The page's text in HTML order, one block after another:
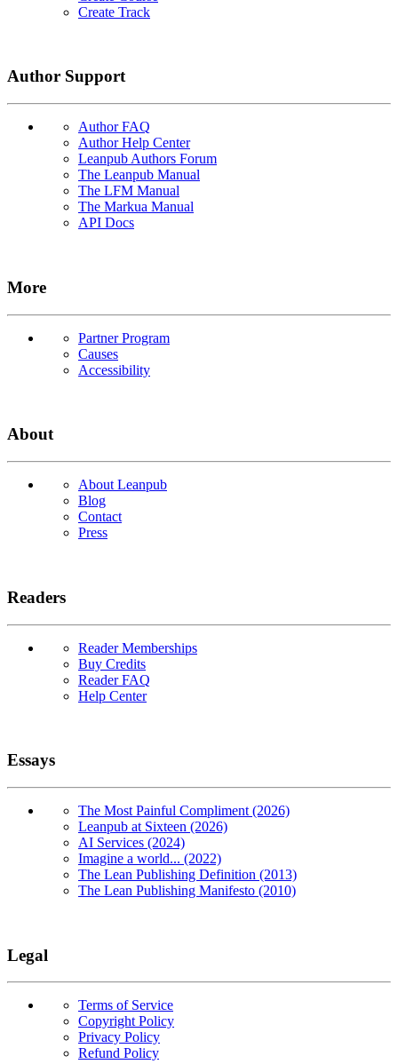
Create Track
Author Support
Author FAQ
Author Help Center
Leanpub Authors Forum
The Leanpub Manual
The LFM Manual
The Markua Manual
API Docs
More
Partner Program
Causes
Accessibility
About
About Leanpub
Blog
Contact
Press
Readers
Reader Memberships
Buy Credits
Reader FAQ
Help Center
Essays
The Most Painful Compliment (2026)
Leanpub at Sixteen (2026)
AI Services (2024)
Imagine a world... (2022)
The Lean Publishing Definition (2013)
The Lean Publishing Manifesto (2010)
Legal
Terms of Service
Copyright Policy
Privacy Policy
Refund Policy